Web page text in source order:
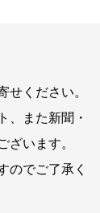
せください。
、また新聞・
ざいます。
のでご了承く